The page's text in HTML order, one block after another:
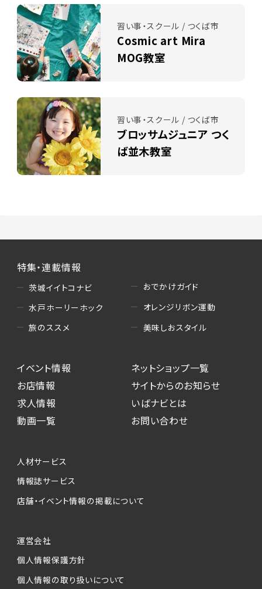
習い事・スクール / つくば市
Cosmic art Mira
MOG教室
習い事・スクール / つくば市
ブロッサムジュニア つく
ば並木教室
特集・連載情報
茨城イイトコナビ
水戸ホーリーホック
旅のススメ
おでかけガイド
オレンジリボン運動
美味しおスタイル
イベント情報
お店情報
求人情報
動画一覧
ネットショップ一覧
サイトからのお知らせ
いばナビとは
お問い合わせ
人材サービス
情報誌サービス
店舗・イベント情報の掲載について
運営会社
個人情報保護方針
個人情報の取り扱いについて